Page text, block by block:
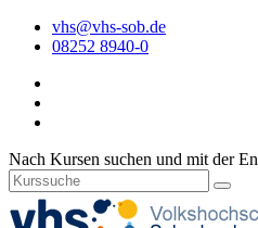
vhs@vhs-sob.de
08252 8940-0
Nach Kursen suchen und mit der